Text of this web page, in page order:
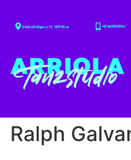
Schottenfeldgasse 72, 1070 Wien +43 668 826936-1
Ralph